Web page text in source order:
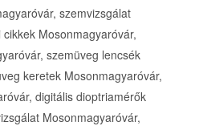
szemvizsgálat
Mosonmagyaróvár,
szemüveg lencsék
keretek Mosonmagyaróvár,
digitális dioptriamérők
Mosonmagyaróvár,